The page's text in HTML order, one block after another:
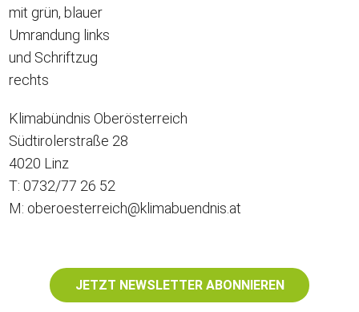
Klimabündnis Oberösterreich
Südtirolerstraße 28
4020 Linz
T: 0732/77 26 52
M: oberoesterreich@klimabuendnis.at
JETZT NEWSLETTER ABONNIEREN